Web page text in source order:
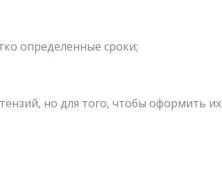
определенные сроки;
но для того, чтобы оформить их